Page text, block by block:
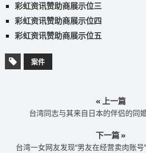
彩虹资讯赞助商展示位三
彩虹资讯赞助商展示位四
彩虹资讯赞助商展示位五
案件
« 上一篇
台湾同志与其来自日本的伴侣的同
下一篇 »
台湾一女网友发现“男友在经营卖肉账号